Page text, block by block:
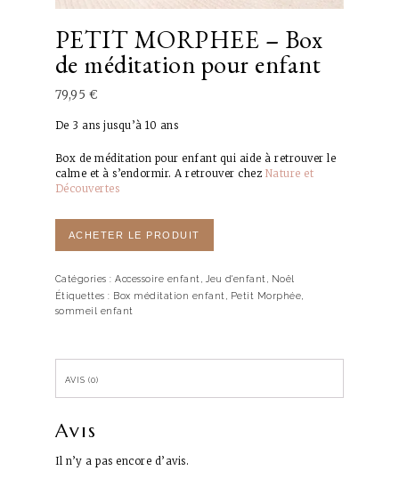
PETIT MORPHEE – Box
de méditation pour enfant
79,95 €
De 3 ans jusqu’à 10 ans
Box de méditation pour enfant qui aide à retrouver le
calme et à s’endormir. A retrouver chez Nature et
Découvertes
ACHETER LE PRODUIT
Catégories : Accessoire enfant Jeu d'enfant
Noël
Étiquettes : Box méditation enfant Petit Morphée
sommeil enfant
AVIS (0)
Avis
Il n’y a pas encore d’avis.